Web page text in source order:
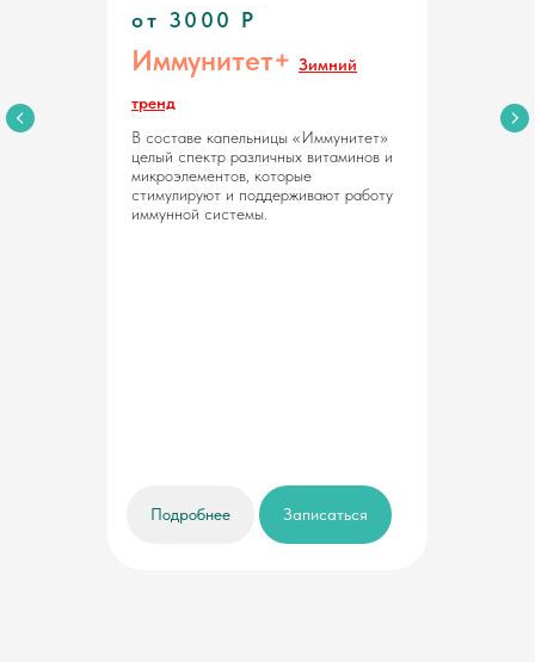
от 3000 P
Иммунитет+ Зимний
тренд
В составе капельницы «Иммунитет»
целый спектр различных витаминов и
микроэлементов, которые
стимулируют и поддерживают работу
иммунной системы.
Подробнее Записаться